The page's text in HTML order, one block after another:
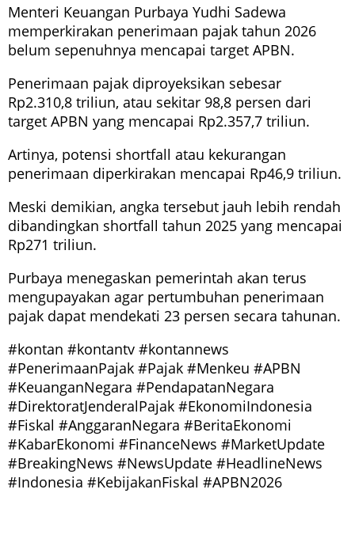
Menteri Keuangan Purbaya Yudhi Sadewa
memperkirakan penerimaan pajak tahun 2026
belum sepenuhnya mencapai target APBN.
Penerimaan pajak diproyeksikan sebesar
Rp2.310,8 triliun, atau sekitar 98,8 persen dari
target APBN yang mencapai Rp2.357,7 triliun.
Artinya, potensi shortfall atau kekurangan
penerimaan diperkirakan mencapai Rp46,9 triliun.
Meski demikian, angka tersebut jauh lebih rendah
dibandingkan shortfall tahun 2025 yang mencapai
Rp271 triliun.
Purbaya menegaskan pemerintah akan terus
mengupayakan agar pertumbuhan penerimaan
pajak dapat mendekati 23 persen secara tahunan.
#kontan #kontantv #kontannews
#PenerimaanPajak #Pajak #Menkeu #APBN
#KeuanganNegara #PendapatanNegara
#DirektoratJenderalPajak #EkonomiIndonesia
#Fiskal #AnggaranNegara #BeritaEkonomi
#KabarEkonomi #FinanceNews #MarketUpdate
#BreakingNews #NewsUpdate #HeadlineNews
#Indonesia #KebijakanFiskal #APBN2026